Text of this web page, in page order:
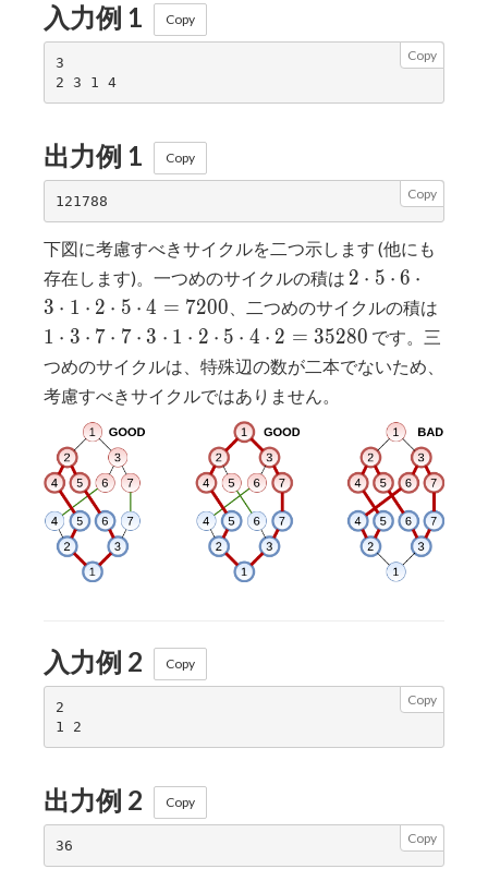
入力例 1 Copy
Copy
3
2 3 1 4
出力例 1 Copy
Copy
下図に考慮すべきサイクルを二つ示します (他にも
存在します)。一つめのサイクルの積は 2
\cdot
5
\cdot
6
\cdot
1
\cdot
2
\cdot
2 ⋅ 5 ⋅ 6 ⋅
3 ⋅ 1 ⋅ 2 ⋅ 5 ⋅ 4 = 7200 、二つめのサイクルの積は
\cdot
\cdot
\cdot
\cdot
\cdot
2 =
1 ⋅ 3 ⋅ 7 ⋅ 7 ⋅ 3 ⋅ 1 ⋅ 2 ⋅ 5 ⋅ 4 ⋅ 2 = 35280 です。三
つめのサイクルは、特殊辺の数が二本でないため、
考慮すべきサイクルではありません。
入力例 2 Copy
Copy
2
出力例 2 Copy
Copy